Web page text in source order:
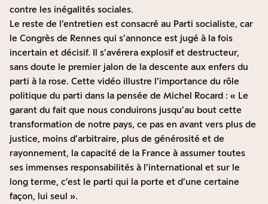
contre les inégalités sociales.
Le reste de l’entretien est consacré au Parti socialiste, car
le Congrès de Rennes qui s’annonce est jugé à la fois
incertain et décisif. Il s’avérera explosif et destructeur,
sans doute le premier jalon de la descente aux enfers du
parti à la rose. Cette vidéo illustre l’importance du rôle
politique du parti dans la pensée de Michel Rocard : « Le
garant du fait que nous conduirons jusqu’au bout cette
transformation de notre pays, ce pas en avant vers plus de
justice, moins d’arbitraire, plus de générosité et de
rayonnement, la capacité de la France à assumer toutes
ses immenses responsabilités à l’international et sur le
long terme, c’est le parti qui la porte et d’une certaine
façon, lui seul ».